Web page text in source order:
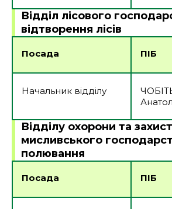
Відділ лісового
відтворення лісів
Посада ПІБ
Начальник відділу
Відділу охорони та
мисливського
полювання
Посада ПІБ